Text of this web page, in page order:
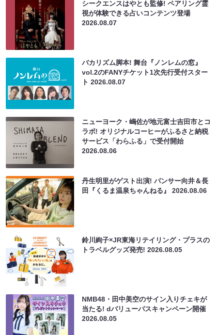
シークエンスはやとも監修! ペアリング霊
視が体験できる占いコンテンツ登場
2026.08.07
バカリズム脚本! 舞台『ノンレムの窓』
vol.2のFANYチケット1次先行受付スター
ト2026.08.07
ニューヨーク・嶋佐が地元富士吉田市とコ
ラボ! オリジナルコーヒーがふるさと納税
サービス「わらふる」で受付開始
2026.08.06
丹生明里がゲスト出演! パンサー向井＆長
田『くるま温泉ちゃんねる』2026.08.06
鈴川絢子×JR東海リテイリング・プラスの
トラベルグッズ発売!2026.08.05
NMB48・田中美空のサイン入りチェキが
当たる! dバリューパスキャンペーン開催
2026.08.05